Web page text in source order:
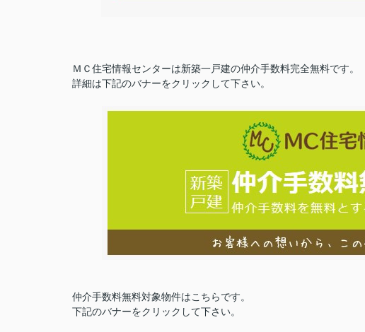
ＭＣ住宅情報センターは新築一戸建の仲介手数料完全無料です。
詳細は下記のバナーをクリックして下さい。
仲介手数料無料対象物件はこちらです。
下記のバナーをクリックして下さい。